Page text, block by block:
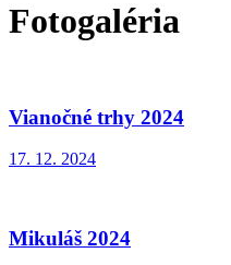
Fotogaléria
Vianočné trhy 2024
17. 12. 2024
Mikuláš 2024